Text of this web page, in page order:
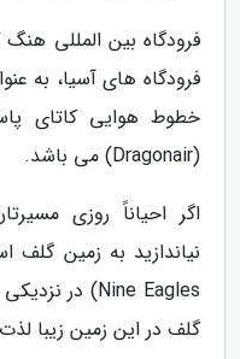
فرودگاه بین المللی
فرودگاه های آسیا، به
خطوط هوایی کاتای
(Dragonair) می باشد.
اگر احیاناً روزی
گلف در این زمین زیبا